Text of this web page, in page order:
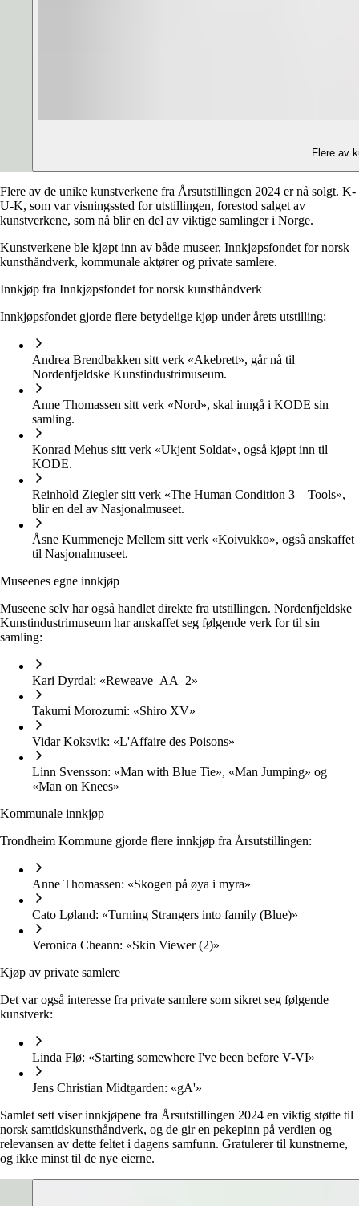
Flere av de unike kunstverkene fra Årsutstillingen 2024 er nå solgt. K-
U-K, som var visningssted for utstillingen, forestod salget av
kunstverkene, som nå blir en del av viktige samlinger i Norge.
Kunstverkene ble kjøpt inn av både museer, Innkjøpsfondet for norsk
kunsthåndverk, kommunale aktører og private samlere.
Innkjøp fra Innkjøpsfondet for norsk kunsthåndverk
Innkjøpsfondet gjorde flere betydelige kjøp under årets utstilling:
Andrea Brendbakken sitt verk «Akebrett», går nå til
Nordenfjeldske Kunstindustrimuseum.
Anne Thomassen sitt verk «Nord», skal inngå i KODE sin
samling.
Konrad Mehus sitt verk «Ukjent Soldat», også kjøpt inn til
KODE.
Reinhold Ziegler sitt verk «The Human Condition 3 – Tools»,
blir en del av Nasjonalmuseet.
Åsne Kummeneje Mellem sitt verk «Koivukko», også anskaffet
til Nasjonalmuseet.
Museenes egne innkjøp
Museene selv har også handlet direkte fra utstillingen. Nordenfjeldske
Kunstindustrimuseum har anskaffet seg følgende verk for til sin
samling:
Kari Dyrdal: «Reweave_AA_2»
Takumi Morozumi: «Shiro XV»
Vidar Koksvik: «L'Affaire des Poisons»
Linn Svensson: «Man with Blue Tie», «Man Jumping» og
«Man on Knees»
Kommunale innkjøp
Trondheim Kommune gjorde flere innkjøp fra Årsutstillingen:
Anne Thomassen: «Skogen på øya i myra»
Cato Løland: «Turning Strangers into family (Blue)»
Veronica Cheann: «Skin Viewer (2)»
Kjøp av private samlere
Det var også interesse fra private samlere som sikret seg følgende
kunstverk:
Linda Flø: «Starting somewhere I've been before V-VI»
Jens Christian Midtgarden: «gA'»
Samlet sett viser innkjøpene fra Årsutstillingen 2024 en viktig støtte til
norsk samtidskunsthåndverk, og de gir en pekepinn på verdien og
relevansen av dette feltet i dagens samfunn. Gratulerer til kunstnerne,
og ikke minst til de nye eierne.